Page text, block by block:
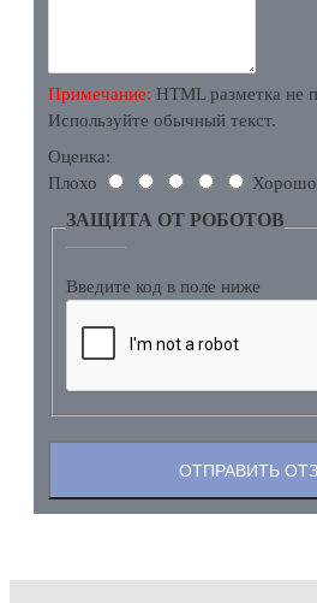
Примечание: HTML разметка не
Используйте обычный текст.
Оценка:
Плохо
Хорошо
ЗАЩИТА ОТ РОБОТОВ
Введите код в поле ниже
ОТПРАВИТЬ